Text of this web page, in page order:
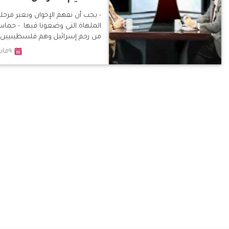
- يجب أن نفهم الإخوان ونعبر
الملهاة التي وضعونا فيها. -
من رحم إسرائيل.وهم فلسطينيين
اسمًا - أمريكا عليها إيجاد طريق٩مايو٢٠١٣